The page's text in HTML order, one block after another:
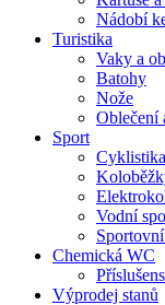
Nádobí
Turistika
Vaky a
Batohy
Nože
Oblečení
Sport
Cyklistika
Vodní
Chemická WC
Výprodej stanů